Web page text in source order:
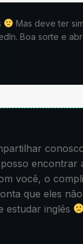
Mas deve ter
Boa sorte e
encontrar
você, o
que eles
estudar inglês